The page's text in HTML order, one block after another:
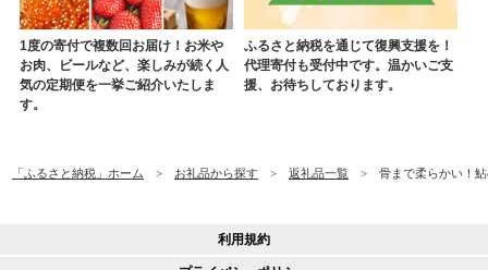
1度の寄付で複数回お届け！お米や
お肉、ビールなど、楽しみが続く人
気の定期便を一挙ご紹介いたしま
す。
ふるさと納税を通じて復興支援を！
代理寄付も受付中です。温かいご支
援、お待ちしております。
「ふるさと納税」ホーム お礼品から探す 返礼品一覧 骨まで柔らかい！
利用規約